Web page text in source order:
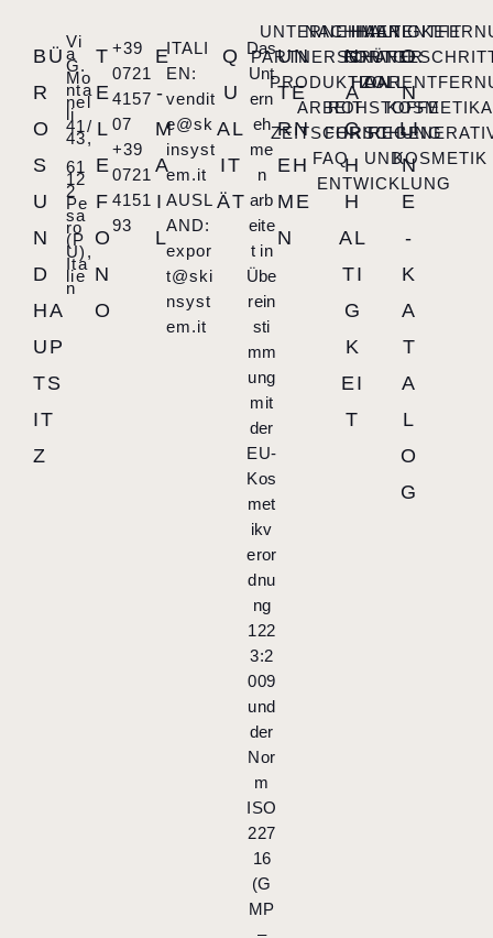
BÜ
R
O
S
U
N
D
HA
UP
TS
IT
Z
Vi
a
G.
Mo
nta
nel
li
41/
43,
61
12
2
Pe
sa
ro
(P
U),
Ita
lie
n
T
E
L
E
F
O
N
O
+39
0721
4157
07
+39
0721
4151
93
E
-
M
A
I
L
ITALI
EN:
vendit
e@sk
insyst
em.it
AUSL
AND:
expor
t@ski
nsyst
em.it
Q
U
AL
IT
ÄT
Das
Unt
ern
eh
me
n
arb
eite
t in
Übe
rein
sti
mm
ung
mit
der
EU-
Kos
met
ikv
eror
dnu
ng
122
3:2
009
und
der
Nor
m
ISO
227
16
(G
MP
–
UN
TE
RN
EH
ME
N
UNTERNEHMEN
PARTNERSCHAFT
PRODUKTION
ARBEIT
ZEITSCHRIFT
FAQ
N
A
C
H
H
AL
TI
G
K
EI
T
NACHHALTIGKEIT
GRÜNER
ZOLL
ROHSTOFFE
FORSCHUNG
UND
ENTWICKLUNG
O
N
LI
N
E
-
K
A
T
A
L
O
G
KOSMETIKA
KOSMETIK